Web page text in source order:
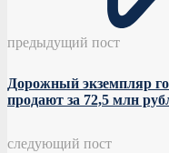
предыдущий пост
Дорожный экземпляр
продают за 72,5 млн
следующий пост